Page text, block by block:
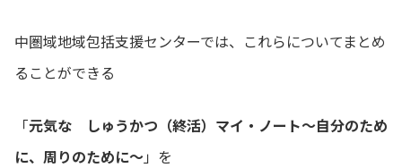
中圏域地域包括支援センターでは、これらについてまとめ
ることができる
「元気な しゅうかつ（終活）マイ・ノート～自分のため
に、周りのために～」を